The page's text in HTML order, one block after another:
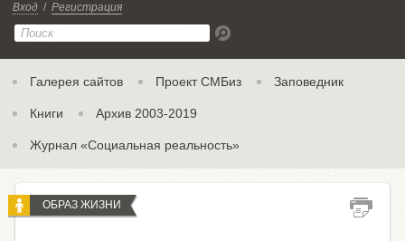
Вход / Регистрация
Галерея сайтов Проект СМБиз Заповедник
Книги Архив 2003-2019
Журнал «Социальная реальность»
ОБРАЗ ЖИЗНИ